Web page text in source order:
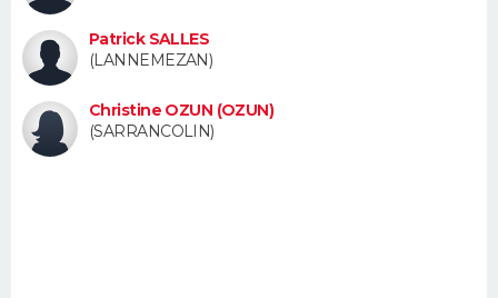
FORUM
Bricolage
Lifestyle
Culture
Sport
Auto
Television
Voyage
Cinema
Patrick SALLES
(LANNEMEZAN)
Christine OZUN (OZUN)
(SARRANCOLIN)